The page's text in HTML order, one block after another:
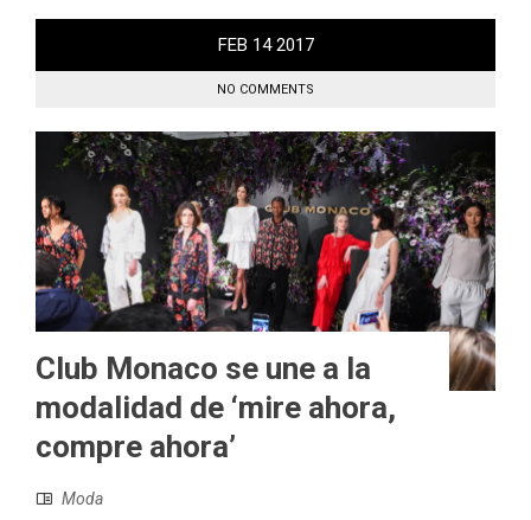
FEB 14 2017
NO COMMENTS
Club Monaco se une a la
modalidad de ‘mire ahora,
compre ahora’
Moda